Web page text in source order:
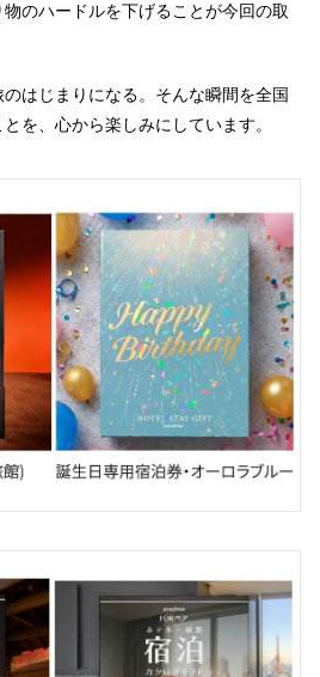
のハードルを下げることが今回の取
はじまりになる。そんな瞬間を全国
を、心から楽しみにしています。